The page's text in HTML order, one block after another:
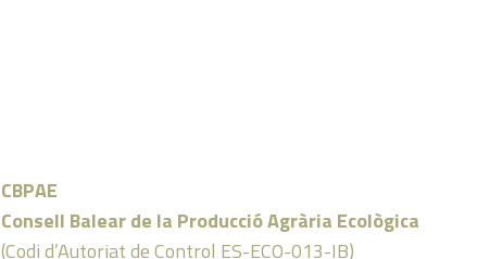
CBPAE
Consell Balear de la Producció Agrària Ecològica
(Codi d’Autoriat de Control ES-ECO-013-IB)